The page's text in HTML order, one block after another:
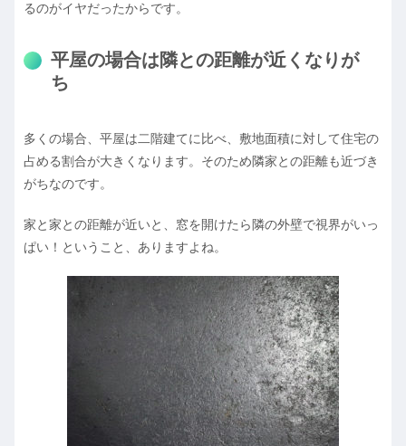
るのがイヤだったからです。
平屋の場合は隣との距離が近くなりが
ち
多くの場合、平屋は二階建てに比べ、敷地面積に対して住宅の
占める割合が大きくなります。そのため隣家との距離も近づき
がちなのです。
家と家との距離が近いと、窓を開けたら隣の外壁で視界がいっ
ぱい！ということ、ありますよね。